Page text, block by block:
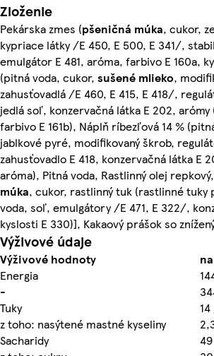
Zloženie
Pekárska zmes (pšeničná múka, cukor,
kypriace látky /E 450, E 500, E 341/,
emulgátor E 481, aróma, farbivo E 160a,
(pitná voda, cukor, sušené mlieko,
zahusťovadlá /E 460, E 415, E 418/,
jedlá soľ, konzervačná látka E 202, arómy
farbivo E 161b), Náplň ríbezľová 14 %
jablkové pyré, modifikovaný škrob,
zahusťovadlo E 418, konzervačná látka
aróma), Pitná voda, Rastlinný olej repkový,
múka, cukor, rastlinný tuk (rastlinné
voda, soľ, emulgátory /E 471, E 322/,
kyslosti E 330)], Kakaový prášok so
Výživové údaje
Výživové hodnoty
Energia
-
Tuky
14
z toho: nasýtené mastné kyseliny
Sacharidy